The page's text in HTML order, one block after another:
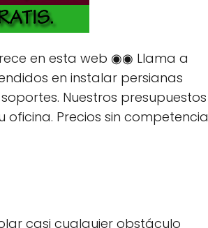
en esta web ◉◉ Llama a
en instalar persianas
Nuestros presupuestos
Precios sin competencia
casi cualquier obstáculo